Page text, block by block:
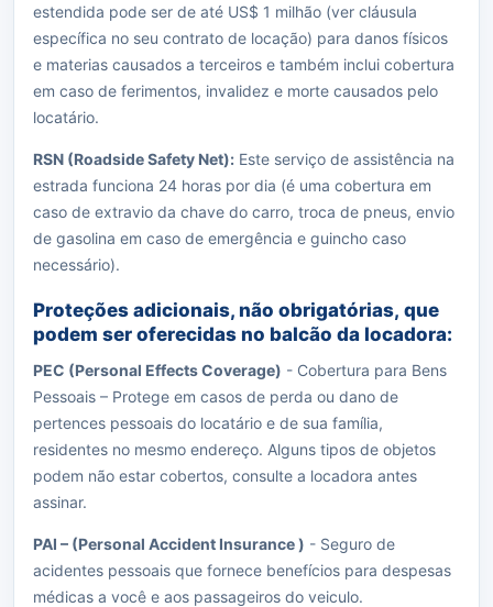
estendida pode ser de até US$ 1 milhão (ver cláusula
específica no seu contrato de locação) para danos físicos
e materias causados a terceiros e também inclui cobertura
em caso de ferimentos, invalidez e morte causados pelo
locatário.
RSN (Roadside Safety Net): Este serviço de assistência na
estrada funciona 24 horas por dia (é uma cobertura em
caso de extravio da chave do carro, troca de pneus, envio
de gasolina em caso de emergência e guincho caso
necessário).
Proteções adicionais, não obrigatórias, que
podem ser oferecidas no balcão da locadora:
PEC (Personal Effects Coverage) - Cobertura para Bens
Pessoais – Protege em casos de perda ou dano de
pertences pessoais do locatário e de sua família,
residentes no mesmo endereço. Alguns tipos de objetos
podem não estar cobertos, consulte a locadora antes
assinar.
PAI – (Personal Accident Insurance ) - Seguro de
acidentes pessoais que fornece benefícios para despesas
médicas a você e aos passageiros do veiculo.